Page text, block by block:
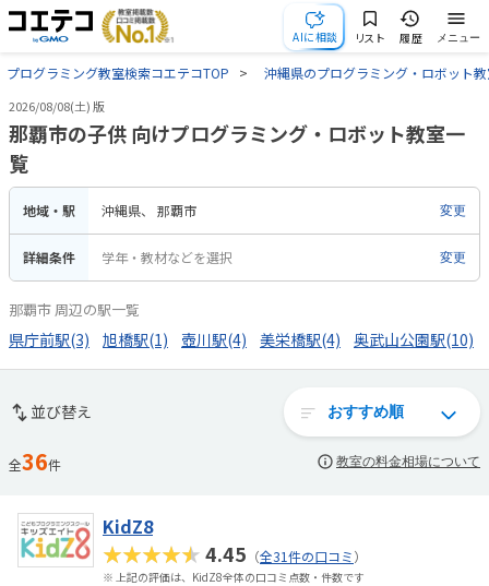
AIに相談 リスト 履歴 メニュー
プログラミング教室検索コエテコTOP 沖縄県のプログラミング・ロボット
2026/08/08(土) 版
那覇市の子供 向けプログラミング・ロボット教室一
覧
地域・駅 沖縄県 那覇市 変更
詳細条件 学年・教材などを選択 変更
那覇市 周辺の駅一覧
県庁前駅(3) 旭橋駅(1) 壺川駅(4) 美栄橋駅(4) 奥武山公園駅(10)
並び替え
全36件 教室の料金相場について
KidZ8
★★★★★4.45 （全31件の口コミ）
※ 上記の評価は、KidZ8全体の口コミ点数・件数です